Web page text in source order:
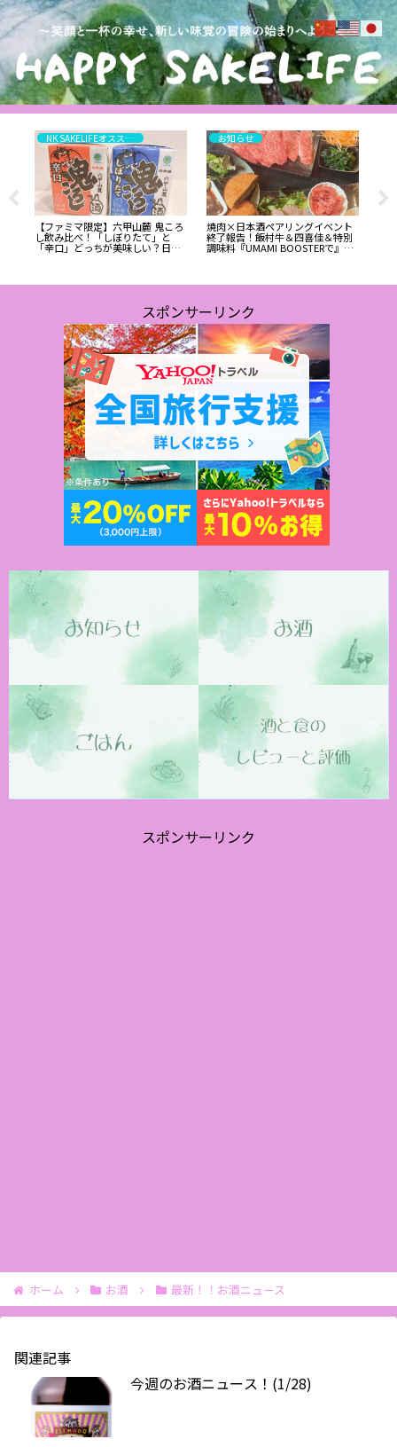
NK SAKELIFEオススメ！高評価はこちら
【ファミマ限定】六甲山麓 鬼ころ
し飲み比べ！「しぼりたて」と
「辛口」どっちが美味しい？日本
お知らせ
焼肉×日本酒ペアリングイベント
終了報告！飯村牛＆四喜佳＆特別
調味料『UMAMI BOOSTERで』極
スポンサーリンク
スポンサーリンク
ホーム お酒 最新！！お酒ニュース
関連記事
今週のお酒ニュース！(1/28)